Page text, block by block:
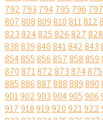
792 793 794795 796 797
807808809810811812
823824825826827828
838839840841842843
854855856857858859
870871872873874875
885886887888889890
901902903904905906
917918919920921922